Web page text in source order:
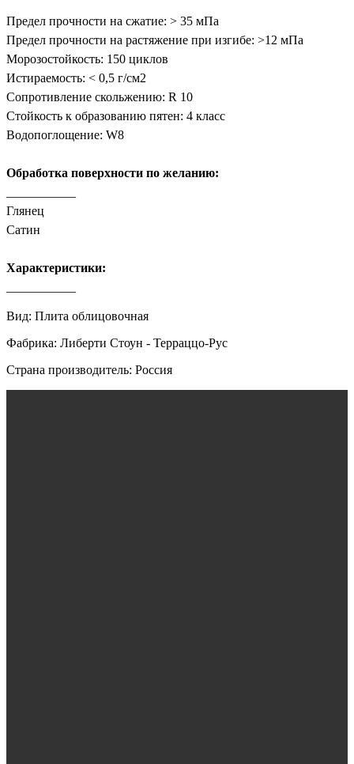
Предел прочности на сжатие: > 35 мПа
Предел прочности на растяжение при изгибе: >12 мПа
Морозостойкость: 150 циклов
Истираемость: < 0,5 г/см2
Сопротивление скольжению: R 10
Стойкость к образованию пятен: 4 класс
Водопоглощение: W8
Обработка поверхности по желанию:
Глянец
Сатин
Характеристики:
Вид: Плита облицовочная
Фабрика: Либерти Стоун - Терраццо-Рус
Страна производитель: Россия